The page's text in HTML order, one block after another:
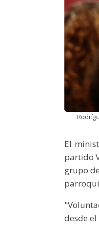
El
partido
grupo
desde